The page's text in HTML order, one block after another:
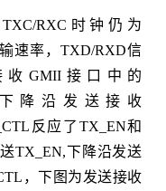
RXC时钟仍为
速率，TXD/RXD信
GMII接口中的
下降沿发送接收
反应了TX_EN和
TX_EN,下降沿发送
，下图为发送接收